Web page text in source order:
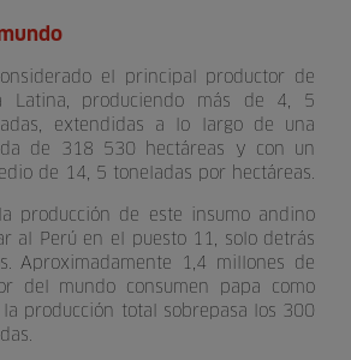
el principal productor de
Latina, produciendo más de 4, 5
extendidas a lo largo de una
de 318 530 hectáreas y con un
de 14, 5 toneladas por hectáreas.
producción de este insumo andino
al Perú en el puesto 11, solo detrás
Aproximadamente 1,4 millones de
del mundo consumen papa como
producción total sobrepasa los 300